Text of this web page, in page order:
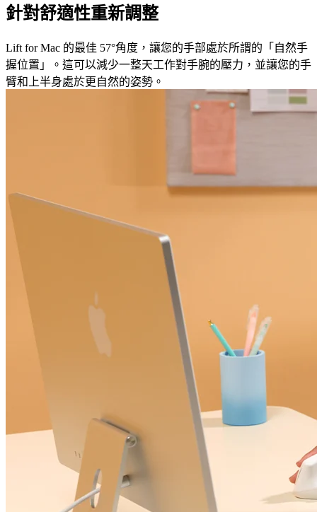
針對舒適性重新調整
Lift for Mac 的最佳 57°角度，讓您的手部處於所謂的「自然手
握位置」。這可以減少一整天工作對手腕的壓力，並讓您的手
臂和上半身處於更自然的姿勢。